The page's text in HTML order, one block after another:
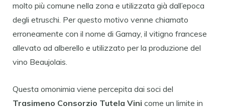
molto più comune nella zona e utilizzata già dall’epoca
degli etruschi. Per questo motivo venne chiamato
erroneamente con il nome di Gamay, il vitigno francese
allevato ad alberello e utilizzato per la produzione del
vino Beaujolais.
Questa omonimia viene percepita dai soci del
Trasimeno Consorzio Tutela Vini come un limite in